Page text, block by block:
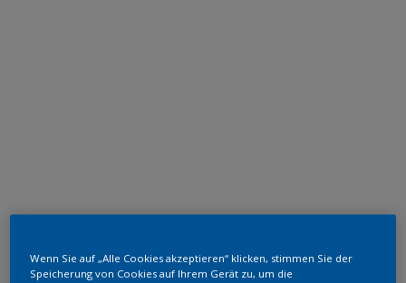
RAL 1019
Wenn Sie auf „Alle Cookies akzeptieren“ klicken, stimmen Sie der
Speicherung von Cookies auf Ihrem Gerät zu, um die